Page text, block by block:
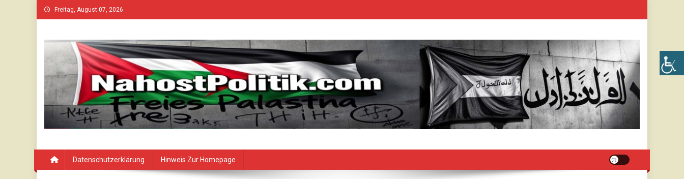
Skip
to
Freitag, August 07, 2026
Datenschutzerklärung Hinweis Zur Homepage